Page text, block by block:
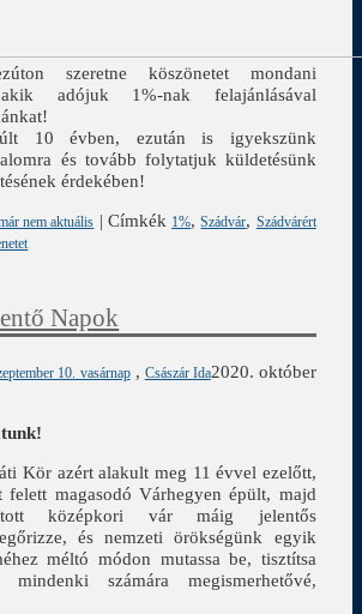
szeretne köszönetet mondani
adójuk 1%-nak felajánlásával
10 évben, ezután is igyekszünk
és tovább folytatjuk küldetésünk
érdekében!
nem aktuális | Címkék 1%,Szádvár, Szádvárért
Napok
10. vasárnap , Császár Ida2020. október
Kör azért alakult meg 11 évvel ezelőtt,
felett magasodó Várhegyen épült, majd
középkori vár máig jelentős
és nemzeti örökségünk egyik
méltó módon mutassa be, tisztítsa
számára megismerhetővé,